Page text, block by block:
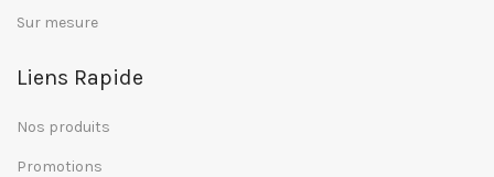
Sur mesure
Liens Rapide
Nos produits
Promotions